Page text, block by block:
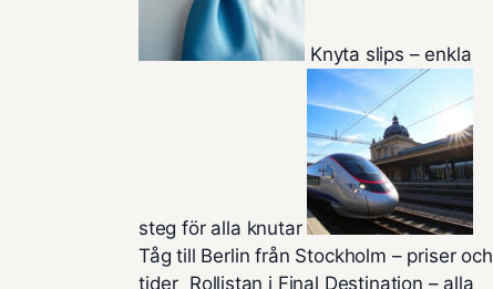
Knyta slips – enkla
steg för alla knutar
Tåg till Berlin från Stockholm – priser och
tider Rollistan i Final Destination – alla